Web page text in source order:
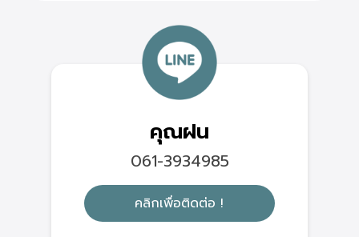
คุณฝน
061-3934985
คลิกเพื่อติดต่อ !